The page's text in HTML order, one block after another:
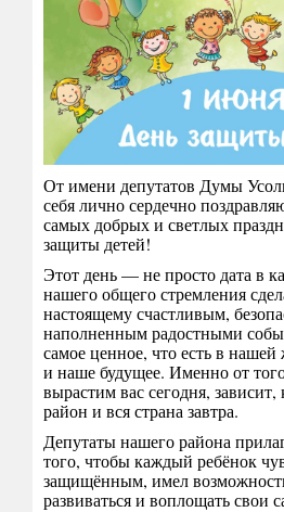
От имени депутатов Думы
себя лично сердечно
самых добрых и светлых
защиты детей!
Этот день — не просто дата в
нашего общего стремления
настоящему счастливым,
наполненным радостными
самое ценное, что есть в
и наше будущее. Именно от
вырастим вас сегодня,
район и вся страна завтра.
Депутаты нашего района
того, чтобы каждый ребёнок
защищённым, имел
развиваться и воплощать свои